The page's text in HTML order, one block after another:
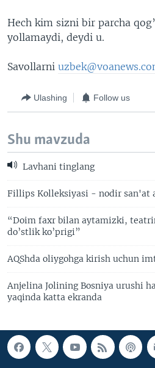
Hech kim sizni bir parcha
yollamaydi, deydi u.
Savollarni
Ulashing Follow us
Shu mavzuda
Lavhani tinglang
Fillips Kolleksiyasi - nodir san'at
“Doim faxr bilan aytamizki,
do’stlik ko’prigi”
AQShda oliygohga kirish uchun
Anjelina Jolining Bosniya urushi
yaqinda katta ekranda